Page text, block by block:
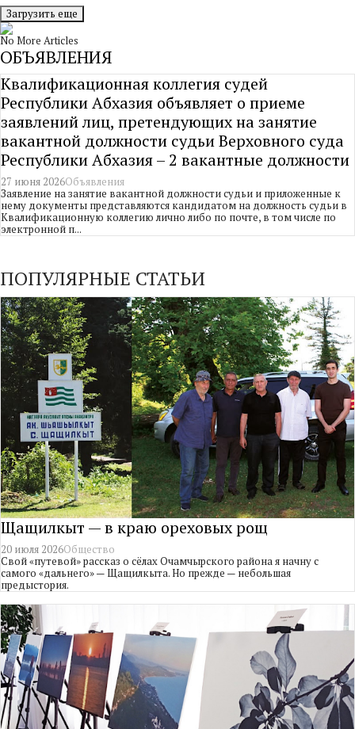
Загрузить еще
No More Articles
ОБЪЯВЛЕНИЯ
Квалификационная коллегия судей
Республики Абхазия объявляет о приеме
заявлений лиц, претендующих на занятие
вакантной должности судьи Верховного суда
Республики Абхазия – 2 вакантные должности
27 июня 2026Объявления
Заявление на занятие вакантной должности судьи и приложенные к
нему документы представляются кандидатом на должность судьи в
Квалификационную коллегию лично либо по почте, в том числе по
электронной п...
ПОПУЛЯРНЫЕ СТАТЬИ
Щащилкыт — в краю ореховых рощ
20 июля 2026Общество
Свой «путевой» рассказ о сёлах Очамчырского района я начну с
самого «дальнего» — Щащилкыта. Но прежде — небольшая
предыстория.